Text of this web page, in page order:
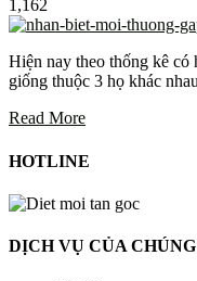
1,162
Hiện nay theo thống kê có
giống thuộc 3 họ khác
Read More
HOTLINE
DỊCH VỤ CỦA